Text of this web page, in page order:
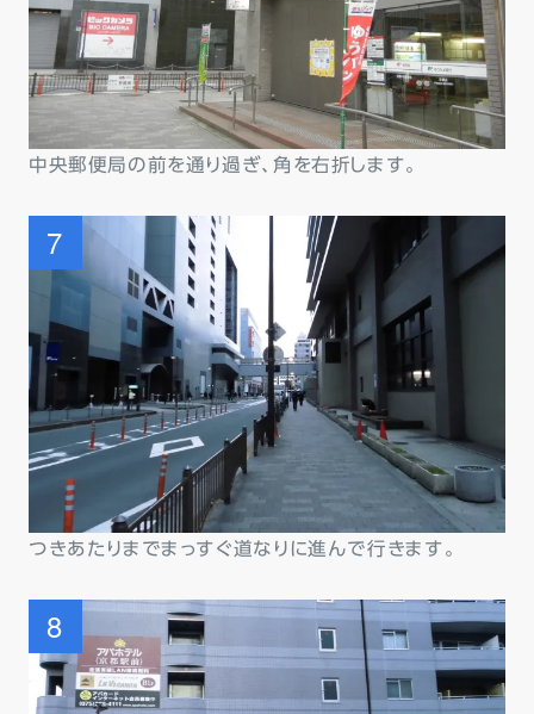
中央郵便局の前を通り過ぎ、角を右折します。
つきあたりまでまっすぐ道なりに進んで行きます。